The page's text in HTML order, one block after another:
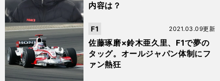
内容は？
佐藤琢磨×鈴木亜久里、F1で夢の
タッグ。オールジャパン体制にフ
ァン熱狂
2021.03.09更新
F1